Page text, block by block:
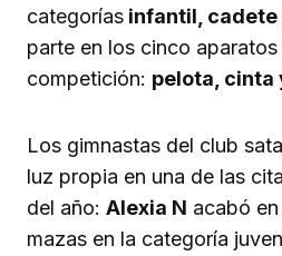
categorías infantil, cadete
parte en los cinco
competición: pelota, cinta
Los gimnastas del club
luz propia en una de las
del año: Alexia N acabó
mazas en la categoría